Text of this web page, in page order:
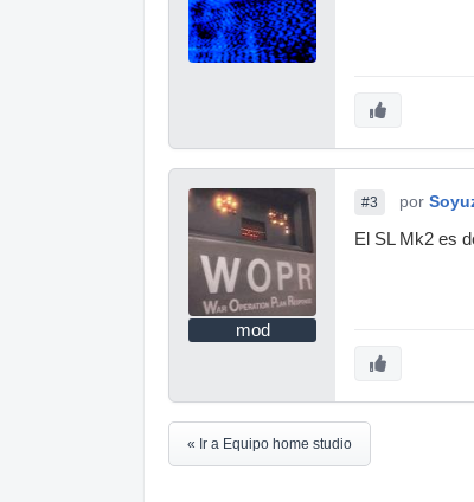
mod
#3 por
El SL Mk2 es
« Ir a Equipo home studio